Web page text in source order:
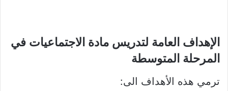
الإهداف العامة لتدريس مادة الاجتماعيات في
المرحلة المتوسطة​
ترمي هذه الأهداف الى: